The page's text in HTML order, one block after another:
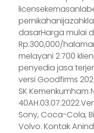
dasarHarga mulai
Rp.300,000/
melayani 2.700
penyedia jasa
versi Goodfirms
SK Kemenkumham
Sony, Coca-Cola,
Volvo. Kontak